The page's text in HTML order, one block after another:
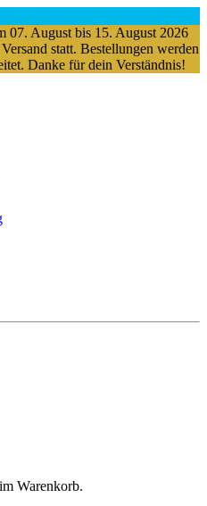
07. August bis 15. August 2026
statt. Bestellungen werden
Danke für dein Verständnis!
Warenkorb.